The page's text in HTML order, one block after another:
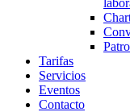
Tarifas
Servicios
Eventos
Contacto